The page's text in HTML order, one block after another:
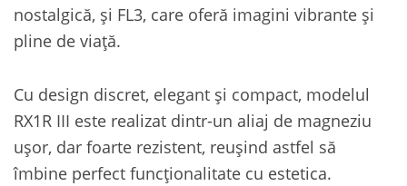
nostalgică, și FL3, care oferă imagini vibrante și
pline de viață.
Cu design discret, elegant și compact, modelul
RX1R III este realizat dintr-un aliaj de magneziu
ușor, dar foarte rezistent, reușind astfel să
îmbine perfect funcționalitate cu estetica.